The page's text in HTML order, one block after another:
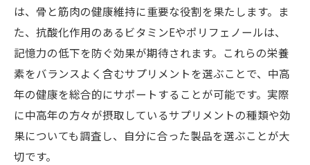
は、骨と筋肉の健康維持に重要な役割を果たします。ま
た、抗酸化作用のあるビタミンEやポリフェノールは、
記憶力の低下を防ぐ効果が期待されます。これらの栄養
素をバランスよく含むサプリメントを選ぶことで、中高
年の健康を総合的にサポートすることが可能です。実際
に中高年の方々が摂取しているサプリメントの種類や効
果についても調査し、自分に合った製品を選ぶことが大
切です。